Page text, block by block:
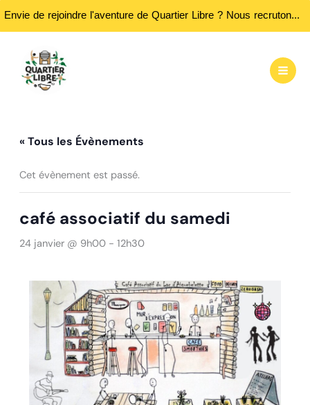
Envie de rejoindre l'aventure de Quartier Libre ? Nous recrutons des bénévoles ! Passez nous rencontrer aux heures d'ouvertures...
contenu
« Tous les Évènements
Cet évènement est passé.
café associatif du samedi
24 janvier @ 9h00- 12h30